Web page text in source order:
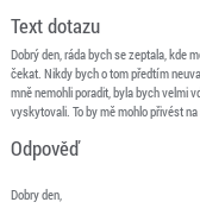
Text dotazu
Dobrý den, ráda bych se zeptala, kde
čekat. Nikdy bych o tom předtím
mně nemohli poradit, byla bych velmi
vyskytovali. To by mě mohlo přivést
Odpověď
Dobry den,